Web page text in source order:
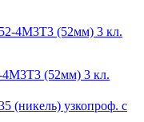
(52мм) 3 кл.